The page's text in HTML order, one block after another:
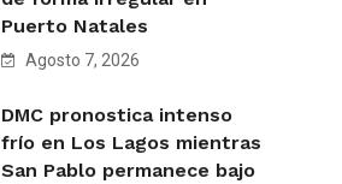
Puerto Natales
Agosto 7, 2026
DMC pronostica intenso
frío en Los Lagos mientras
San Pablo permanece bajo